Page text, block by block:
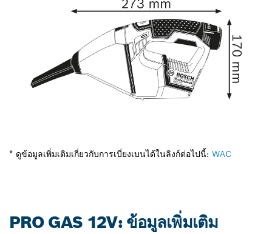
* ดูข้อมูลเพิ่มเติมเกี่ยวกับการเบี่ยงเบนได้ในลิงก์ต่อไปนี้: WAC
PRO GAS 12V: ข้อมูลเพิ่มเติม